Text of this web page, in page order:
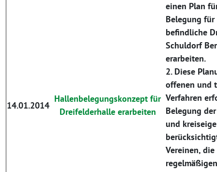
14.01.2014
Hallenbelegungskonzept für
Dreifelderhalle erarbeiten
einen Plan
Belegung
befindliche
Schuldorf
erarbeiten.
2. Diese
offenen und
Verfahren
Belegung
und
Vereinen,